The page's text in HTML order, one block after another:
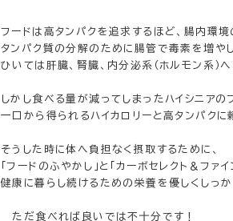
フードは高タンパクを追求するほど、腸内環境
タンパク質の分解のために腸管で毒素を増や
ひいては肝臓、腎臓、内分泌系（ホルモン系）
しかし食べる量が減ってしまったハイシニアの
一口から得られるハイカロリーと高タンパクに
そうした時に体へ負担なく摂取するために、
「フードのふやかし」と「カーボセレクト＆ファ
健康に暮らし続けるための栄養を優しくしっか
ただ食べれば良いでは不十分です！